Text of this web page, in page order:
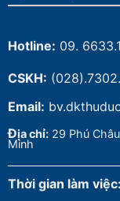
Hotline: 09.
CSKH:
Email:
Địa chỉ: 29 Phú
Minh
Thời gian làm việc: